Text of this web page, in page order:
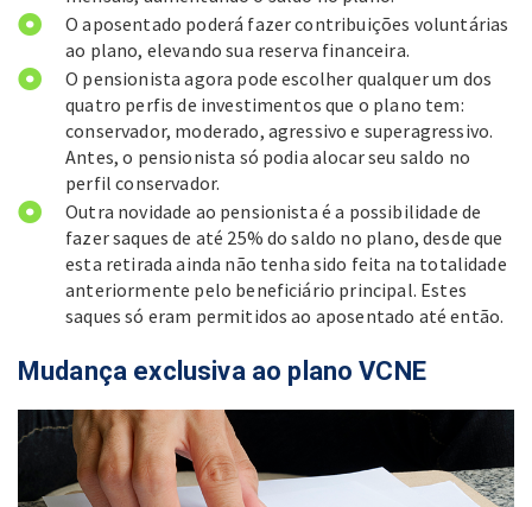
O aposentado poderá fazer contribuições voluntárias
ao plano, elevando sua reserva financeira.
O pensionista agora pode escolher qualquer um dos
quatro perfis de investimentos que o plano tem:
conservador, moderado, agressivo e superagressivo.
Antes, o pensionista só podia alocar seu saldo no
perfil conservador.
Outra novidade ao pensionista é a possibilidade de
fazer saques de até 25% do saldo no plano, desde que
esta retirada ainda não tenha sido feita na totalidade
anteriormente pelo beneficiário principal. Estes
saques só eram permitidos ao aposentado até então.
Mudança exclusiva ao plano VCNE